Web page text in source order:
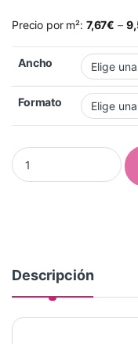
Precio por m²: 7,67€ –
Ancho
Formato
Magnético blanco
Descripción